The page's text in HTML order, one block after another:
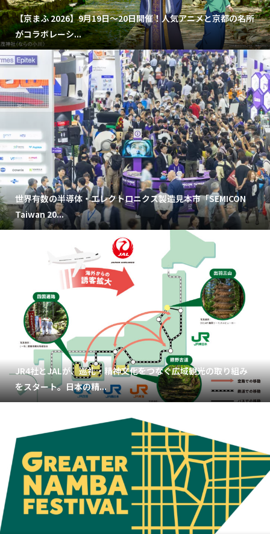
【京まふ 2026】9月19日～20日開催！人気アニメと京都の名所
がコラボレーシ...
世界有数の半導体・エレクトロニクス製造見本市「SEMICON
Taiwan 20...
JR4社とJALが、巡礼・精神文化をつなぐ広域観光の取り組み
をスタート。日本の精...